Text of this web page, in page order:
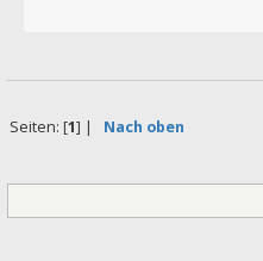
Seiten: [1] | Nach oben